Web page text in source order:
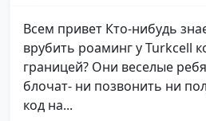
Всем привет Кто-нибудь
врубить роаминг у Turkcell
границей? Они веселые
блочат- ни позвонить ни
код на...